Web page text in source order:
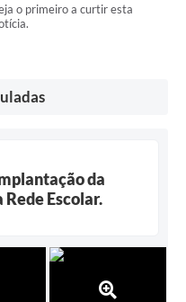
o primeiro a curtir esta
da
Escolar.